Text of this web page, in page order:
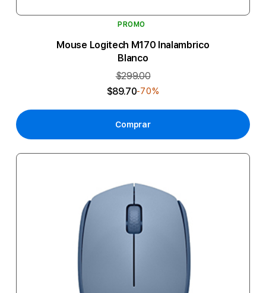
PROMO
Mouse Logitech M170 Inalambrico
Blanco
$299.00
$89.70-70%
Comprar